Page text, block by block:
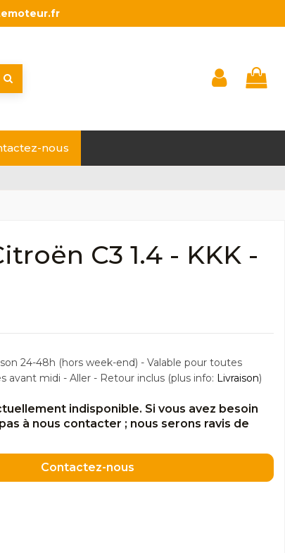
nous
C3 1.4 - KKK -
24-48h (hors week-end) - Valable pour toutes
avant midi - Aller - Retour inclus (plus info: Livraison)
indisponible. Si vous avez besoin
à nous contacter ; nous serons ravis de
Contactez-nous